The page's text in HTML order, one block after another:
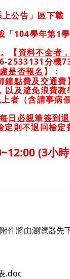
公告」區下載
「104學年第1
【資料不全者
2533131分機
是否報名 】：
鐘點費及交通費
以及避免浪費教
上者（含請事病
日必親筆簽到
定則不退回檢定
(3小時
將由瀏覽器
.doc